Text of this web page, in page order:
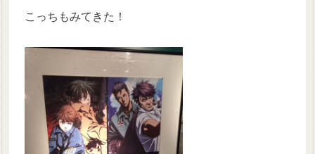
こっちもみてきた！